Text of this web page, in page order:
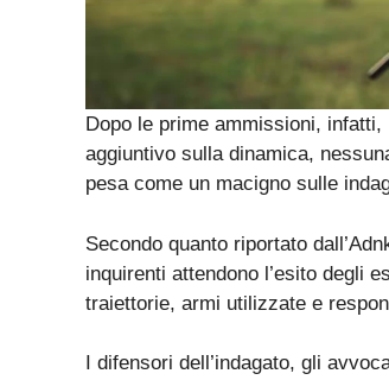
Dopo le prime ammissioni,
aggiuntivo sulla dinamica,
pesa come un macigno sulle
Secondo quanto riportato
inquirenti attendono l’esito degli
traiettorie, armi utilizzate e
I difensori dell’indagato, gli